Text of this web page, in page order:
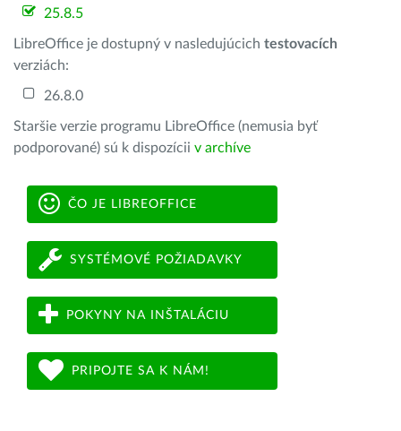
25.8.5
LibreOffice je dostupný v nasledujúcich testovacích
verziách:
26.8.0
Staršie verzie programu LibreOffice (nemusia byť
podporované) sú k dispozícii v archíve
ČO JE LIBREOFFICE
SYSTÉMOVÉ POŽIADAVKY
POKYNY NA INŠTALÁCIU
PRIPOJTE SA K NÁM!